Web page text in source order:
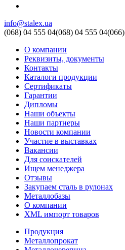
info@stalex.ua
(068) 04 555 04(068) 04 555 04(066)
О компании
Реквизиты, документы
Контакты
Каталоги продукции
Сертификаты
Гарантии
Дипломы
Наши объекты
Наши партнеры
Новости компании
Участие в выставках
Вакансии
Для соискателей
Ищем менеджера
Отзывы
Закупаем сталь в рулонах
Металлобазы
О компании
XML импорт товаров
Продукция
Металлопрокат